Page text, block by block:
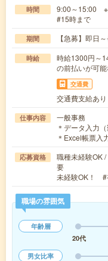
時間
9:00～15:00 ※
#15時まで
期間 【急募】即日
時給
時給1300円～
の前払いが可
交通費
交通費支給あり
仕事内容
一般事務
＊データ入力
＊Excel帳票入
応募資格
職種未経験OK
要
未経験OK！ #
職場の雰囲気
年齢層
20代
男女比率